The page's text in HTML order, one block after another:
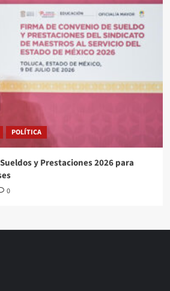
POLÍTICA
y Prestaciones 2026 para
0